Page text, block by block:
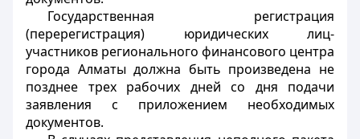
Государственная регистрация
(перерегистрация) юридических лиц-
участников регионального финансового центра
города Алматы должна быть произведена не
позднее трех рабочих дней со дня подачи
заявления с приложением необходимых
документов.